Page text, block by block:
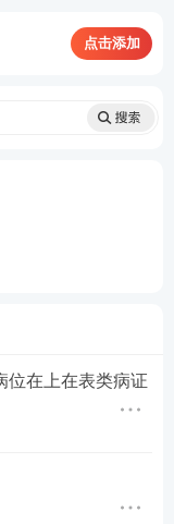
到冲刺，三大阶
纸质讲义，4项
享受每年新版
点击添加
位在上在表类病证